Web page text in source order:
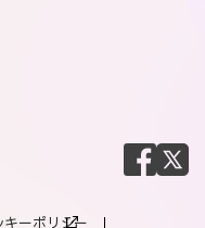
ーポリシー